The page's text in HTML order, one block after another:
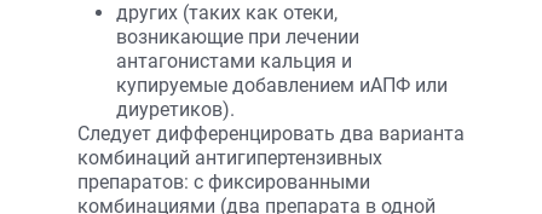
других (таких как отеки,
возникающие при лечении
антагонистами кальция и
купируемые добавлением иАПФ или
диуретиков).
Следует дифференцировать два варианта
комбинаций антигипертензивных
препаратов: с фиксированными
комбинациями (два препарата в одной